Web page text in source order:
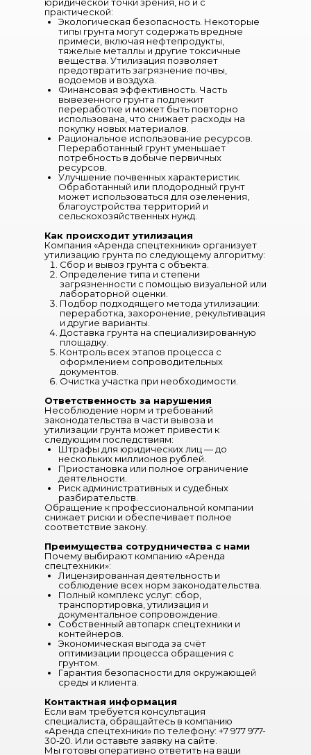
практической:
Экологическая безопасность. Некоторые
типы грунта могут содержать вредные
примеси, включая нефтепродукты,
тяжелые металлы и другие токсичные
вещества. Утилизация позволяет
предотвратить загрязнение почвы,
водоемов и воздуха.
Финансовая эффективность. Часть
вывезенного грунта подлежит
переработке и может быть повторно
использована, что снижает расходы на
покупку новых материалов.
Рациональное использование ресурсов.
Переработанный грунт уменьшает
потребность в добыче первичных
ресурсов.
Улучшение почвенных характеристик.
Обработанный или плодородный грунт
может использоваться для озеленения,
благоустройства территорий и
сельскохозяйственных нужд.
Как происходит утилизация
Компания «Аренда спецтехники» организует
утилизацию грунта по следующему алгоритму:
Сбор и вывоз грунта с объекта.
Определение типа и степени
загрязненности с помощью визуальной или
лабораторной оценки.
Подбор подходящего метода утилизации:
переработка, захоронение, рекультивация
и другие варианты.
Доставка грунта на специализированную
площадку.
Контроль всех этапов процесса с
оформлением сопроводительных
документов.
Очистка участка при необходимости.
Ответственность за нарушения
Несоблюдение норм и требований
законодательства в части вывоза и
утилизации грунта может привести к
следующим последствиям:
Штрафы для юридических лиц — до
нескольких миллионов рублей.
Приостановка или полное ограничение
деятельности.
Риск административных и судебных
разбирательств.
Обращение к профессиональной компании
снижает риски и обеспечивает полное
соответствие закону.
Преимущества сотрудничества с нами
Почему выбирают компанию «Аренда
спецтехники»:
Лицензированная деятельность и
соблюдение всех норм законодательства.
Полный комплекс услуг: сбор,
транспортировка, утилизация и
документальное сопровождение.
Собственный автопарк спецтехники и
контейнеров.
Экономическая выгода за счёт
оптимизации процесса обращения с
грунтом.
Гарантия безопасности для окружающей
среды и клиента.
Контактная информация
Если вам требуется консультация
специалиста, обращайтесь в компанию
«Аренда спецтехники» по телефону: +7 977 977-
30-20. Или оставьте заявку на сайте.
Мы готовы оперативно ответить на ваши